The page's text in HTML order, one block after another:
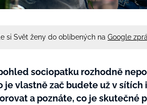
si Svět ženy do oblíbených na Google
sociopatku rozhodně
je vlastně zač budete už v
a poznáte, co je skutečné